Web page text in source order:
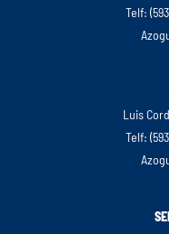
Telf:
Luis
Telf: